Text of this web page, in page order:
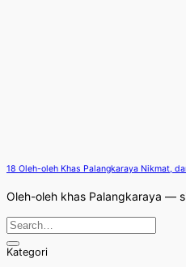
18 Oleh-oleh Khas Palangkaraya Nikmat,
Oleh-oleh khas Palangkaraya —
Kategori